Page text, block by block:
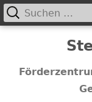
Inhalt
Primäres